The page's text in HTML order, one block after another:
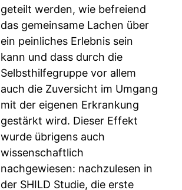
geteilt werden, wie befreiend
das gemeinsame Lachen über
ein peinliches Erlebnis sein
kann und dass durch die
Selbsthilfegruppe vor allem
auch die Zuversicht im Umgang
mit der eigenen Erkrankung
gestärkt wird. Dieser Effekt
wurde übrigens auch
wissenschaftlich
nachgewiesen: nachzulesen in
der SHILD Studie, die erste